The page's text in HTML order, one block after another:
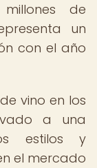
de
un
con el año
vino en los
a una
estilos y
el mercado